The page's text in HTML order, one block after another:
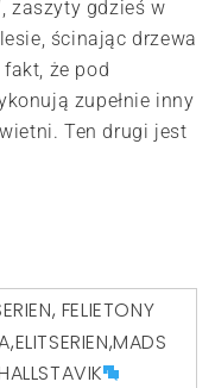
zaszyty gdzieś w
ścinając drzewa
że pod
zupełnie inny
Ten drugi jest
, FELIETONY
,ELITSERIEN,MADS